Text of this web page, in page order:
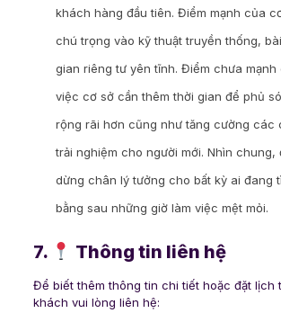
khách hàng đầu tiên. Điểm mạnh của
chú trọng vào kỹ thuật truyền thống,
gian riêng tư yên tĩnh. Điểm chưa mạnh
việc cơ sở cần thêm thời gian để phủ
rộng rãi hơn cũng như tăng cường các
trải nghiệm cho người mới. Nhìn chung,
dừng chân lý tưởng cho bất kỳ ai đang
bằng sau những giờ làm việc mệt mỏi.
7. Thông tin liên hệ
Để biết thêm thông tin chi tiết hoặc đặt lịch
khách vui lòng liên hệ: